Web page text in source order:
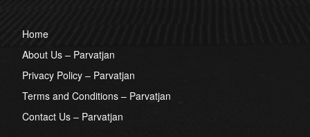
Home
About Us – Parvatjan
Privacy Policy – Parvatjan
Terms and Conditions – Parvatjan
Contact Us – Parvatjan